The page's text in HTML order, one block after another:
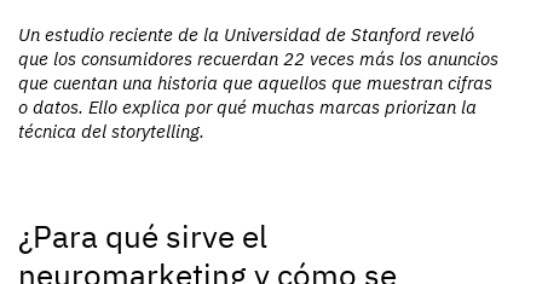
Un estudio reciente de la Universidad de Stanford reveló
que los consumidores recuerdan 22 veces más los anuncios
que cuentan una historia que aquellos que muestran cifras
o datos. Ello explica por qué muchas marcas priorizan la
técnica del storytelling.
¿Para qué sirve el
neuromarketing y cómo se